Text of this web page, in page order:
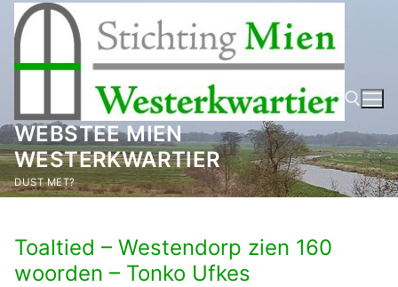
naar
inhoud
WEBSTEE MIEN
WESTERKWARTIER
DUST MET? Zoeken naar:
Toaltied – Westendorp zien 160
woorden – Tonko Ufkes